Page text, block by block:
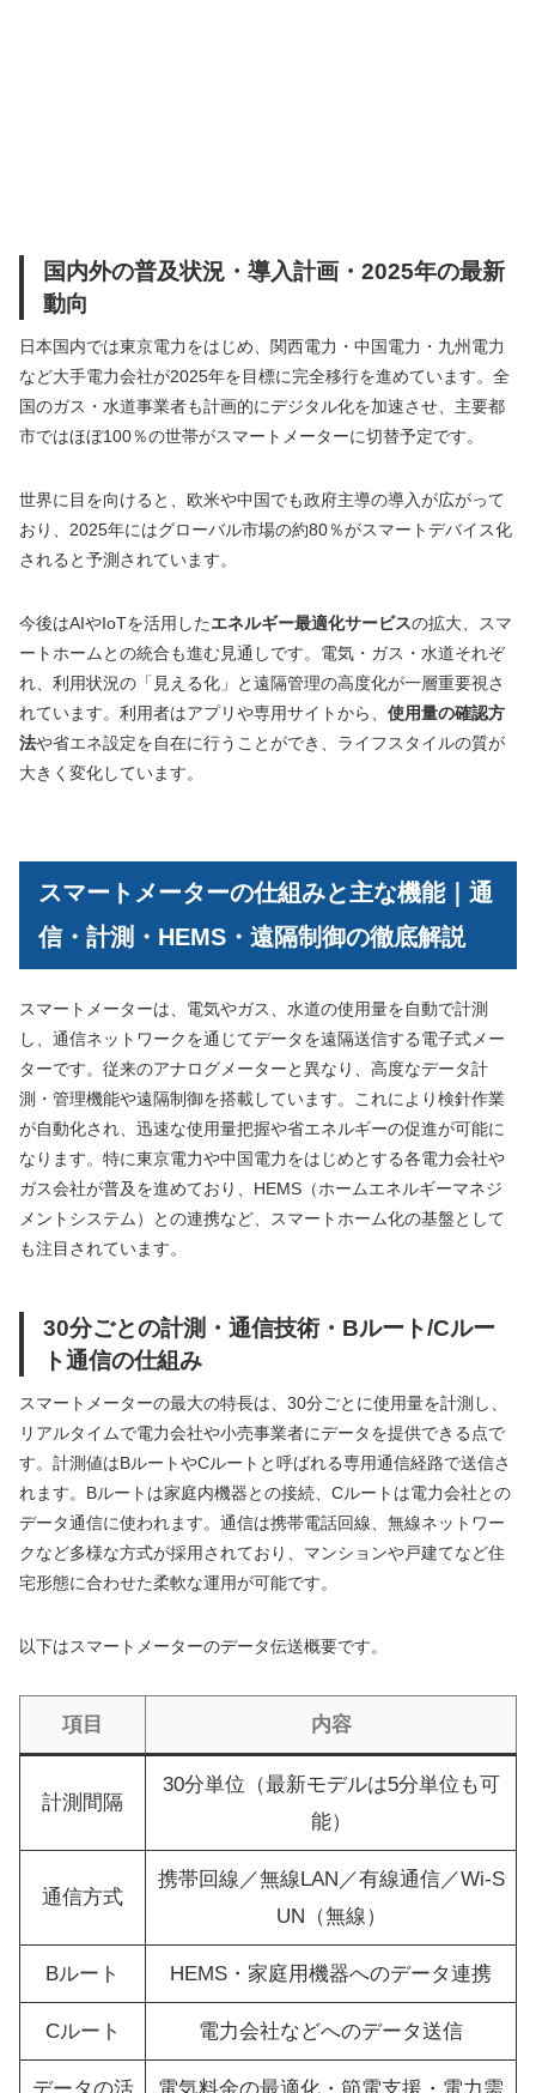
国内外の普及状況・導入計画・2025年の最新
動向
日本国内では東京電力をはじめ、関西電力・中国電力・九州電力
など大手電力会社が2025年を目標に完全移行を進めています。全
国のガス・水道事業者も計画的にデジタル化を加速させ、主要都
市ではほぼ100％の世帯がスマートメーターに切替予定です。
世界に目を向けると、欧米や中国でも政府主導の導入が広がって
おり、2025年にはグローバル市場の約80％がスマートデバイス化
されると予測されています。
今後はAIやIoTを活用したエネルギー最適化サービスの拡大、スマ
ートホームとの統合も進む見通しです。電気・ガス・水道それぞ
れ、利用状況の「見える化」と遠隔管理の高度化が一層重要視さ
れています。利用者はアプリや専用サイトから、 使用量の確認方
法や省エネ設定を自在に行うことができ、ライフスタイルの質が
大きく変化しています。
スマートメーターの仕組みと主な機能｜通
信・計測・HEMS・遠隔制御の徹底解説
スマートメーターは、電気やガス、水道の使用量を自動で計測
し、通信ネットワークを通じてデータを遠隔送信する電子式メー
ターです。従来のアナログメーターと異なり、高度なデータ計
測・管理機能や遠隔制御を搭載しています。これにより検針作業
が自動化され、迅速な使用量把握や省エネルギーの促進が可能に
なります。特に東京電力や中国電力をはじめとする各電力会社や
ガス会社が普及を進めており、HEMS（ホームエネルギーマネジ
メントシステム）との連携など、スマートホーム化の基盤として
も注目されています。
30分ごとの計測・通信技術・Bルート/Cルー
ト通信の仕組み
スマートメーターの最大の特長は、30分ごとに使用量を計測し、
リアルタイムで電力会社や小売事業者にデータを提供できる点で
す。計測値はBルートやCルートと呼ばれる専用通信経路で送信さ
れます。Bルートは家庭内機器との接続、Cルートは電力会社との
データ通信に使われます。通信は携帯電話回線、無線ネットワー
クなど多様な方式が採用されており、マンションや戸建てなど住
宅形態に合わせた柔軟な運用が可能です。
以下はスマートメーターのデータ伝送概要です。
項目 内容
計測間隔
30分単位（最新モデルは5分単位も可
能）
通信方式
携帯回線／無線LAN／有線通信／Wi-S
UN（無線）
Bルート HEMS・家庭用機器へのデータ連携
Cルート 電力会社などへのデータ送信